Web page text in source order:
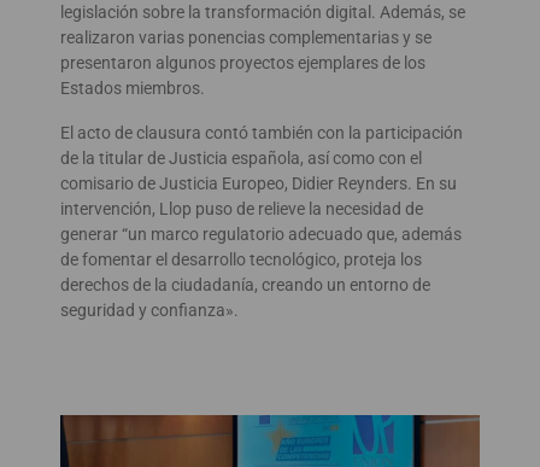
legislación sobre la transformación digital. Además, se
realizaron varias ponencias complementarias y se
presentaron algunos proyectos ejemplares de los
Estados miembros.
El acto de clausura contó también con la participación
de la titular de Justicia española, así como con el
comisario de Justicia Europeo, Didier Reynders. En su
intervención, Llop puso de relieve la necesidad de
generar “un marco regulatorio adecuado que, además
de fomentar el desarrollo tecnológico, proteja los
derechos de la ciudadanía, creando un entorno de
seguridad y confianza».